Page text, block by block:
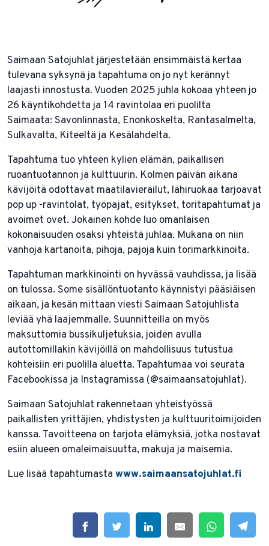
Saimaan Satojuhlat järjestetään ensimmäistä kertaa
tulevana syksynä ja tapahtuma on jo nyt kerännyt
laajasti innostusta. Vuoden 2025 juhla kokoaa yhteen jo
26 käyntikohdetta ja 14 ravintolaa eri puolilta
Saimaata: Savonlinnasta, Enonkoskelta, Rantasalmelta,
Sulkavalta, Kiteeltä ja Kesälahdelta.
Tapahtuma tuo yhteen kylien elämän, paikallisen
ruoantuotannon ja kulttuurin. Kolmen päivän aikana
kävijöitä odottavat maatilavierailut, lähiruokaa tarjoavat
pop up -ravintolat, työpajat, esitykset, toritapahtumat ja
avoimet ovet. Jokainen kohde luo omanlaisen
kokonaisuuden osaksi yhteistä juhlaa. Mukana on niin
vanhoja kartanoita, pihoja, pajoja kuin torimarkkinoita.
Tapahtuman markkinointi on hyvässä vauhdissa, ja lisää
on tulossa. Some sisällöntuotanto käynnistyi pääsiäisen
aikaan, ja kesän mittaan viesti Saimaan Satojuhlista
leviää yhä laajemmalle. Suunnitteilla on myös
maksuttomia bussikuljetuksia, joiden avulla
autottomillakin kävijöillä on mahdollisuus tutustua
kohteisiin eri puolilla aluetta. Tapahtumaa voi seurata
Facebookissa ja Instagramissa (@saimaansatojuhlat).
Saimaan Satojuhlat rakennetaan yhteistyössä
paikallisten yrittäjien, yhdistysten ja kulttuuritoimijoiden
kanssa. Tavoitteena on tarjota elämyksiä, jotka nostavat
esiin alueen omaleimaisuutta, makuja ja maisemia.
Lue lisää tapahtumasta www.saimaansatojuhlat.fi